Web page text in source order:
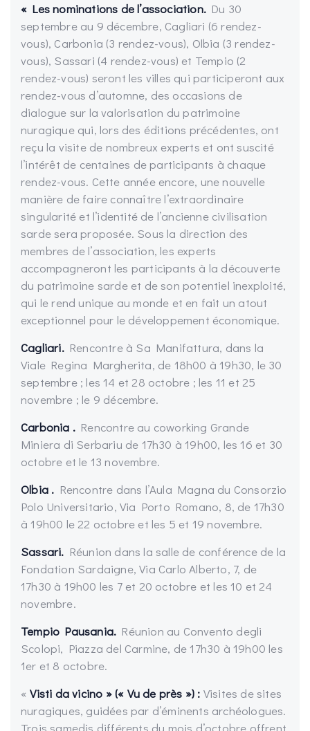
« Les nominations de l’association. Du 30
septembre au 9 décembre, Cagliari (6 rendez-
vous), Carbonia (3 rendez-vous), Olbia (3 rendez-
vous), Sassari (4 rendez-vous) et Tempio (2
rendez-vous) seront les villes qui participeront aux
rendez-vous d’automne, des occasions de
dialogue sur la valorisation du patrimoine
nuragique qui, lors des éditions précédentes, ont
reçu la visite de nombreux experts et ont suscité
l’intérêt de centaines de participants à chaque
rendez-vous. Cette année encore, une nouvelle
manière de faire connaître l’extraordinaire
singularité et l’identité de l’ancienne civilisation
sarde sera proposée. Sous la direction des
membres de l’association, les experts
accompagneront les participants à la découverte
du patrimoine sarde et de son potentiel inexploité,
qui le rend unique au monde et en fait un atout
exceptionnel pour le développement économique.
Cagliari.Rencontre à Sa Manifattura, dans la
Viale Regina Margherita, de 18h00 à 19h30, le 30
septembre ; les 14 et 28 octobre ; les 11 et 25
novembre ; le 9 décembre.
Carbonia . Rencontre au coworking Grande
Miniera di Serbariu de 17h30 à 19h00, les 16 et 30
octobre et le 13 novembre.
Olbia . Rencontre dans l’Aula Magna du Consorzio
Polo Universitario, Via Porto Romano, 8, de 17h30
à 19h00 le 22 octobre et les 5 et 19 novembre.
Sassari. Réunion dans la salle de conférence de la
Fondation Sardaigne, Via Carlo Alberto, 7, de
17h30 à 19h00 les 7 et 20 octobre et les 10 et 24
novembre.
Tempio Pausania. Réunion au Convento degli
Scolopi, Piazza del Carmine, de 17h30 à 19h00 les
1er et 8 octobre.
«Visti da vicino » (« Vu de près ») : Visites de sites
nuragiques, guidées par d’éminents archéologues.